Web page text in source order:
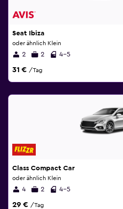
Seat Ibiza
oder ähnlich Klein
2 2 4-5
31 € /Tag
Class Compact Car
oder ähnlich Klein
4 2 4-5
29 € /Tag